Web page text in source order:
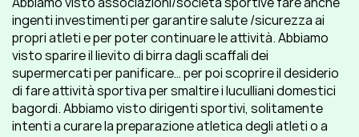
ingenti investimenti per garantire salute /sicurezza ai
propri atleti e per poter continuare le attività. Abbiamo
visto sparire il lievito di birra dagli scaffali dei
supermercati per panificare… per poi scoprire il desiderio
di fare attività sportiva per smaltire i luculliani domestici
bagordi. Abbiamo visto dirigenti sportivi, solitamente
intenti a curare la preparazione atletica degli atleti o a